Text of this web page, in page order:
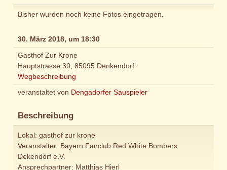
Bisher wurden noch keine Fotos eingetragen.
30. März 2018, um 18:30
Gasthof Zur Krone
Hauptstrasse 30, 85095 Denkendorf
Wegbeschreibung
veranstaltet von Dengadorfer Sauspieler
Beschreibung
Lokal: gasthof zur krone
Veranstalter: Bayern Fanclub Red White Bombers
Dekendorf e.V.
Ansprechpartner: Matthias Hierl